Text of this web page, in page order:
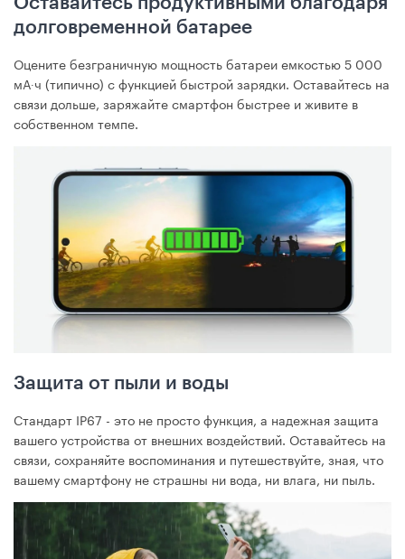
долговременной батарее
Оцените безграничную мощность батареи емкостью 5 000
мА∙ч (типично) с функцией быстрой зарядки. Оставайтесь на
связи дольше, заряжайте смартфон быстрее и живите в
собственном темпе.
Защита от пыли и воды
Стандарт IP67 - это не просто функция, а надежная защита
вашего устройства от внешних воздействий. Оставайтесь на
связи, сохраняйте воспоминания и путешествуйте, зная, что
вашему смартфону не страшны ни вода, ни влага, ни пыль.